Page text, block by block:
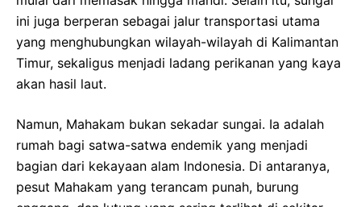
ini juga berperan sebagai jalur transportasi utama
yang menghubungkan wilayah-wilayah di Kalimantan
Timur, sekaligus menjadi ladang perikanan yang kaya
akan hasil laut.
Namun, Mahakam bukan sekadar sungai. Ia adalah
rumah bagi satwa-satwa endemik yang menjadi
bagian dari kekayaan alam Indonesia. Di antaranya,
pesut Mahakam yang terancam punah, burung